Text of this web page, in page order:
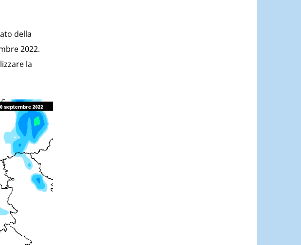
della
2022.
la